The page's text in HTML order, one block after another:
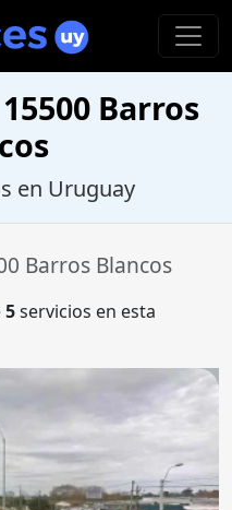
Barros
en Uruguay
Barros Blancos
5servicios en esta